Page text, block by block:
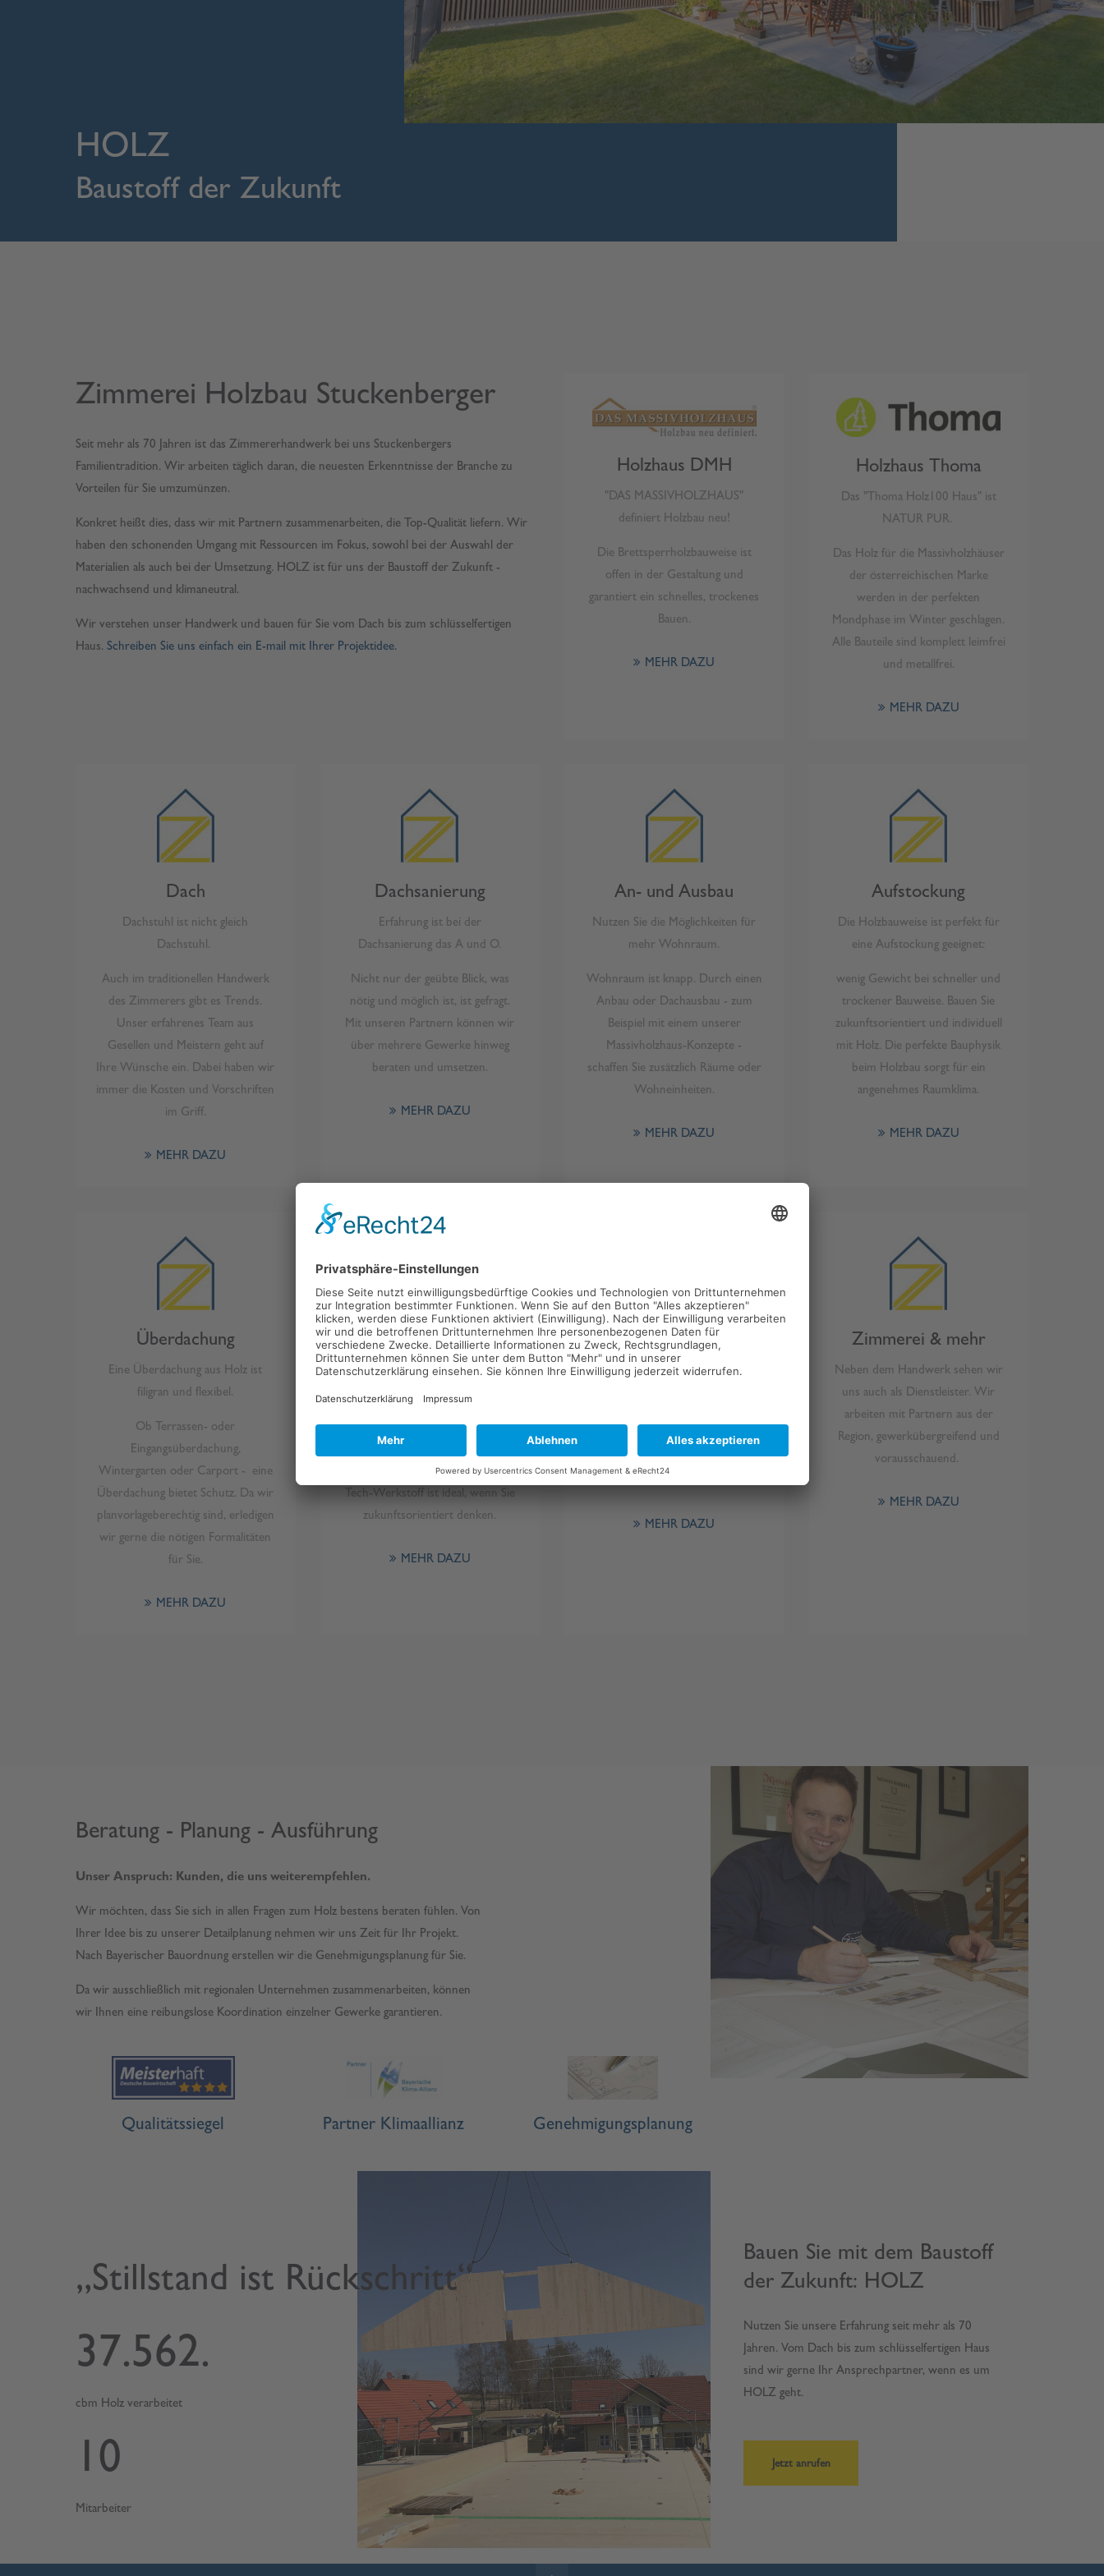
HOLZ
Baustoff der Zukunft
Zimmerei Holzbau Stuckenberger
Seit mehr als 70 Jahren ist das Zimmererhandwerk bei uns Stuckenbergers
Familientradition. Wir arbeiten täglich daran, die neuesten Erkenntnisse der Branche zu
Vorteilen für Sie umzumünzen.
Konkret heißt dies, dass wir mit Partnern zusammenarbeiten, die Top-Qualität liefern. Wir
haben den schonenden Umgang mit Ressourcen im Fokus, sowohl bei der Auswahl der
Materialien als auch bei der Umsetzung. HOLZ ist für uns der Baustoff der Zukunft -
nachwachsend und klimaneutral.
Wir verstehen unser Handwerk und bauen für Sie vom Dach bis zum schlüsselfertigen
Haus. Schreiben Sie uns einfach ein E-mail mit Ihrer Projektidee.
Holzhaus DMH
"DAS MASSIVHOLZHAUS"
definiert Holzbau neu!
Die Brettsperrholzbauweise ist
offen in der Gestaltung und
garantiert ein schnelles, trockenes
Bauen.
MEHR DAZU
Holzhaus Thoma
Das "Thoma Holz100 Haus" ist
NATUR PUR.
Das Holz für die Massivholzhäuser
der österreichischen Marke
werden in der perfekten
Mondphase im Winter geschlagen.
Alle Bauteile sind komplett leimfrei
und metallfrei.
MEHR DAZU
Dach
Dachstuhl ist nicht gleich
Dachstuhl.
Auch im traditionellen Handwerk
des Zimmerers gibt es Trends.
Unser erfahrenes Team aus
Gesellen und Meistern geht auf
Ihre Wünsche ein. Dabei haben wir
immer die Kosten und Vorschriften
im Griff.
MEHR DAZU
Dachsanierung
Erfahrung ist bei der
Dachsanierung das A und O.
Nicht nur der geübte Blick, was
nötig und möglich ist, ist gefragt.
Mit unseren Partnern können wir
über mehrere Gewerke hinweg
beraten und umsetzen.
MEHR DAZU
An- und Ausbau
Nutzen Sie die Möglichkeiten für
mehr Wohnraum.
Wohnraum ist knapp. Durch einen
Anbau oder Dachausbau - zum
Beispiel mit einem unserer
Massivholzhaus-Konzepte -
schaffen Sie zusätzlich Räume oder
Wohneinheiten.
MEHR DAZU
Aufstockung
Die Holzbauweise ist perfekt für
eine Aufstockung geeignet:
wenig Gewicht bei schneller und
trockener Bauweise. Bauen Sie
zukunftsorientiert und individuell
mit Holz. Die perfekte Bauphysik
beim Holzbau sorgt für ein
angenehmes Raumklima.
MEHR DAZU
Überdachung
Eine Überdachung aus Holz ist
filigran und flexibel.
Ob Terrassen- oder
Eingangsüberdachung,
Wintergarten oder Carport - eine
Überdachung bietet Schutz. Da wir
planvorlageberechtig sind, erledigen
wir gerne die nötigen Formalitäten
für Sie.
MEHR DAZU
Fassade
Gestaltungselement und
Wärmedämmung zugleich.
Wenn Sie eine energetische
Sanierung planen, dann nachhaltig
mit Holz! Der ökologische High-
Tech-Werkstoff ist ideal, wenn Sie
zukunftsorientiert denken.
MEHR DAZU
Hallenbau
Seit Anbeginn haben wir Hallen für
Erfahrung und unserem
Komplettservice: vom Fundament
MEHR DAZU
Zimmerei & mehr
Neben dem Handwerk sehen wir
uns auch als Dienstleister. Wir
arbeiten mit Partnern aus der
Region, gewerkübergreifend und
vorausschauend.
MEHR DAZU
Beratung - Planung - Ausführung
Unser Anspruch: Kunden, die uns weiterempfehlen.
Wir möchten, dass Sie sich in allen Fragen zum Holz bestens beraten fühlen. Von
Ihrer Idee bis zu unserer Detailplanung nehmen wir uns Zeit für Ihr Projekt.
Nach Bayerischer Bauordnung erstellen wir die Genehmigungsplanung für Sie.
Da wir ausschließlich mit regionalen Unternehmen zusammenarbeiten, können
wir Ihnen eine reibungslose Koordination einzelner Gewerke garantieren.
Qualitätssiegel Partner Klimaallianz Genehmigungsplanung
„Stillstand ist Rückschritt“
37.562
cbm Holz verarbeitet
10
Mitarbeiter
Bauen Sie mit dem Baustoff
der Zukunft: HOLZ
Nutzen Sie unsere Erfahrung seit mehr als 70
Jahren. Vom Dach bis zum schlüsselfertigen Haus
sind wir gerne Ihr Ansprechpartner, wenn es um
HOLZ geht.
Jetzt anrufen